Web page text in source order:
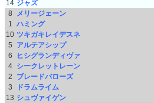
14 ジャズ
8
メリージェーン
1 ハミング
10 ツキガキレイデスネ
5
アルテアシップ
6
ヒシグランディヴァ
4
シークレットレーン
2
ブレードバローズ
3
ドラムライム
13 シュヴァイゲン